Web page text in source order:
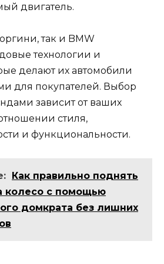
двигатель.
так и BMW
технологии и
делают их автомобили
для покупателей. Выбор
зависит от ваших
стиля,
и функциональности.
Как правильно поднять
колесо с помощью
домкрата без лишних